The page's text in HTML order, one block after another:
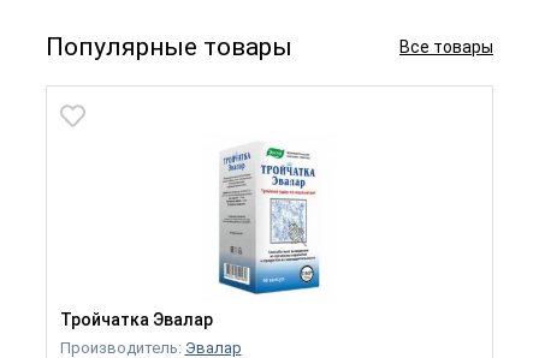
Популярные товары Все товары
Тройчатка Эвалар
Производитель: Эвалар